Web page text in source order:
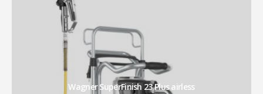
Wagner SuperFinish 23 Plus airless